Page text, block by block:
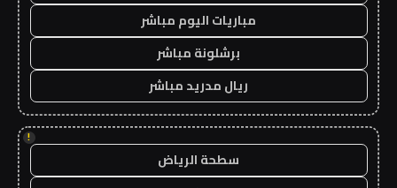
مباريات اليوم مباشر
برشلونة مباشر
ريال مدريد مباشر
!
سطحة الرياض